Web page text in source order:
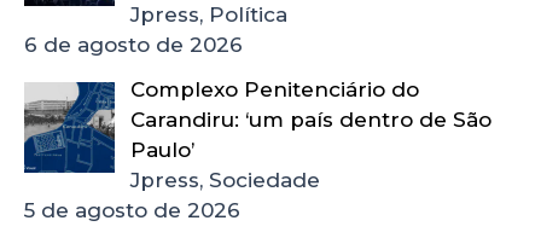
Jpress, Política
6 de agosto de 2026
Complexo Penitenciário do
Carandiru: ‘um país dentro de São
Paulo’
Jpress, Sociedade
5 de agosto de 2026